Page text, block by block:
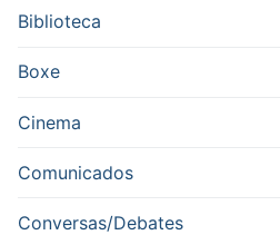
Biblioteca
Boxe
Cinema
Comunicados
Conversas/Debates